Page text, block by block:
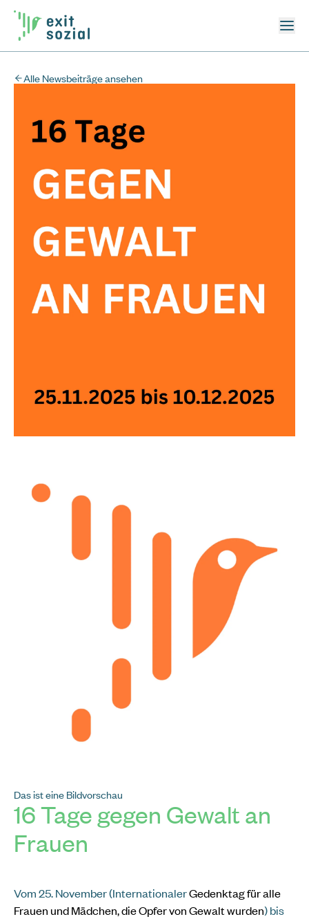
Krisenhilfe OÖ
Rund um die Uhr.
um die Uhr für Anrufer:innen aus ganz Oberösterreich
Alle Newsbeiträge ansehen
Das ist eine Bildvorschau
16 Tage gegen Gewalt an
Frauen
Vom 25. November (InternationalerGedenktag für alle
Frauen und Mädchen, die Opfer von Gewalt wurden) bis